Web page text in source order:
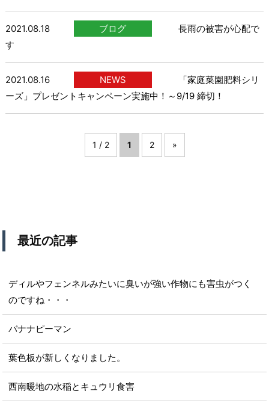
2021.08.18 ブログ
長雨の被害が心配で
す
2021.08.16 NEWS
「家庭菜園肥料シリ
ーズ」プレゼントキャンペーン実施中！～9/19 締切！
1 / 2 1 2 »
最近の記事
ディルやフェンネルみたいに臭いが強い作物にも害虫がつく
のですね・・・
バナナピーマン
葉色板が新しくなりました。
西南暖地の水稲とキュウリ食害